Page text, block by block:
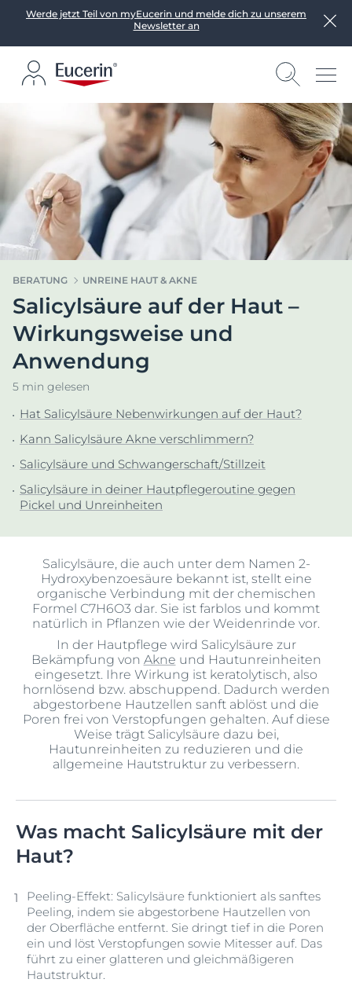
Werde jetzt Teil von myEucerin und melde dich zu unserem
Newsletter an
BERATUNG UNREINE HAUT & AKNE
Salicylsäure auf der Haut –
Wirkungsweise und
Anwendung
5 min gelesen
Hat Salicylsäure Nebenwirkungen auf der Haut?
Kann Salicylsäure Akne verschlimmern?
Salicylsäure und Schwangerschaft/Stillzeit
Salicylsäure in deiner Hautpflegeroutine gegen
Pickel und Unreinheiten
Salicylsäure, die auch unter dem Namen 2-
Hydroxybenzoesäure bekannt ist, stellt eine
organische Verbindung mit der chemischen
Formel C7H6O3 dar. Sie ist farblos und kommt
natürlich in Pflanzen wie der Weidenrinde vor.
In der Hautpflege wird Salicylsäure zur
Bekämpfung von Akne und Hautunreinheiten
eingesetzt. Ihre Wirkung ist keratolytisch, also
hornlösend bzw. abschuppend. Dadurch werden
abgestorbene Hautzellen sanft ablöst und die
Poren frei von Verstopfungen gehalten. Auf diese
Weise trägt Salicylsäure dazu bei,
Hautunreinheiten zu reduzieren und die
allgemeine Hautstruktur zu verbessern.
Was macht Salicylsäure mit der
Haut?
Peeling-Effekt: Salicylsäure funktioniert als sanftes
Peeling, indem sie abgestorbene Hautzellen von
der Oberfläche entfernt. Sie dringt tief in die Poren
ein und löst Verstopfungen sowie Mitesser auf. Das
führt zu einer glatteren und gleichmäßigeren
Hautstruktur.